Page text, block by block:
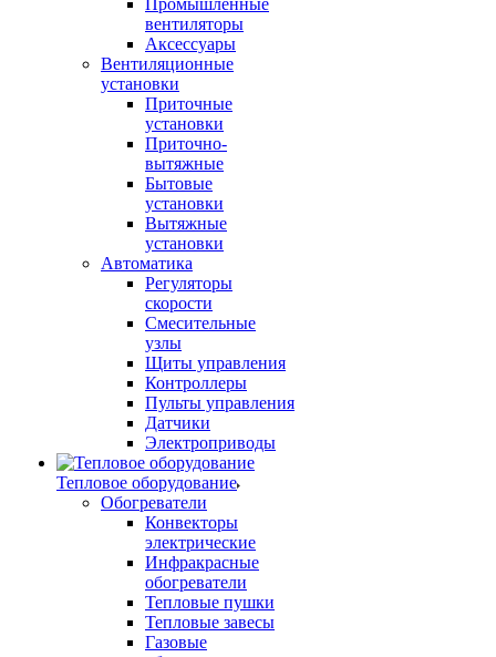
Промышленные
вентиляторы
Аксессуары
Вентиляционные
установки
Приточные
установки
Приточно-
вытяжные
Бытовые
установки
Вытяжные
установки
Автоматика
Регуляторы
скорости
Смесительные
узлы
Щиты управления
Контроллеры
Пульты управления
Датчики
Электроприводы
Тепловое оборудование
Обогреватели
Конвекторы
электрические
Инфракрасные
обогреватели
Тепловые пушки
Тепловые завесы
Газовые